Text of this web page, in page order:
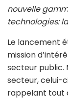
nouvelle
technologies:
Le lancement
mission
secteur public.
secteur, celui-
rappelant tout